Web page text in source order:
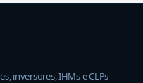
inversores, IHMs e CLPs